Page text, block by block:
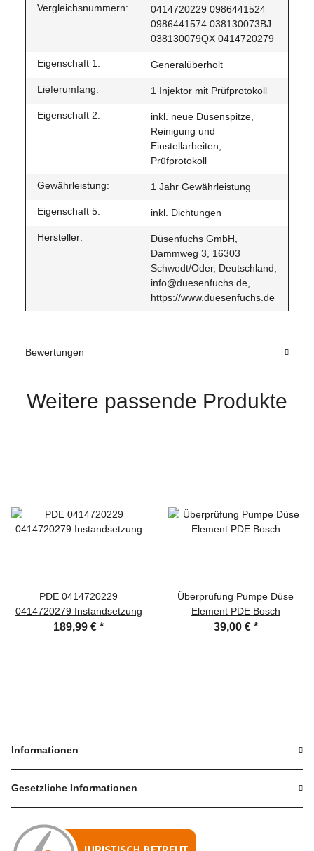
Vergleichsnummern:
0414720229 0986441524
0986441574 038130073BJ
038130079QX 0414720279
Eigenschaft 1: Generalüberholt
Lieferumfang: 1 Injektor mit Prüfprotokoll
Eigenschaft 2:
inkl. neue Düsenspitze,
Reinigung und
Einstellarbeiten,
Prüfprotokoll
Gewährleistung: 1 Jahr Gewährleistung
Eigenschaft 5: inkl. Dichtungen
Hersteller:
Düsenfuchs GmbH,
Dammweg 3, 16303
Schwedt/Oder, Deutschland,
info@duesenfuchs.de,
https://www.duesenfuchs.de
Bewertungen
Weitere passende Produkte
PDE 0414720229
0414720279 Instandsetzung
189,99 € *
Überprüfung Pumpe Düse
Element PDE Bosch
39,00 € *
Informationen
Gesetzliche Informationen